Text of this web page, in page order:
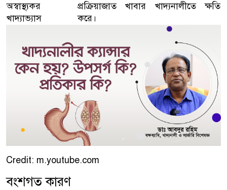
অস্বাস্থ্যকর
খাদ্যাভ্যাস
প্রক্রিয়াজাত খাবার খাদ্যনালীতে ক্ষতি
করে।
Credit: m.youtube.com
বংশগত কারণ